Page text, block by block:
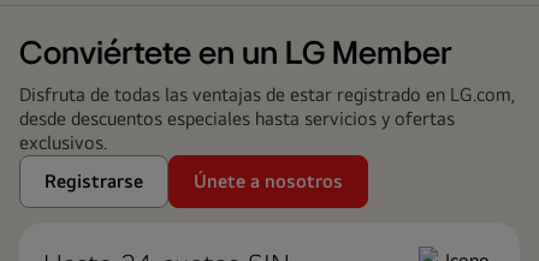
Conviértete en un LG Member
Disfruta de todas las ventajas de estar registrado en LG.com,
desde descuentos especiales hasta servicios y ofertas
exclusivos.
Registrarse
Únete a nosotros